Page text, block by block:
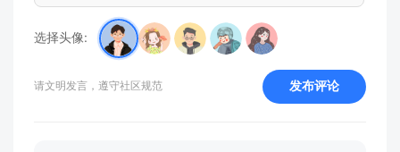
选择头像:
请文明发言，遵守社区规范 发布评论